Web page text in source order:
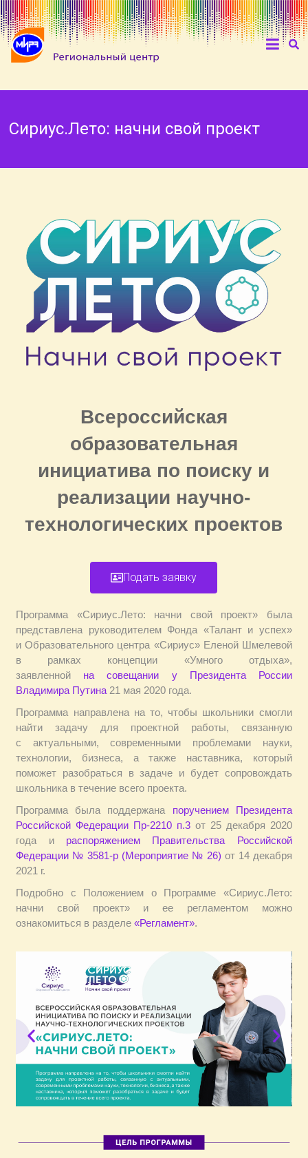
Сириус.Лето: начни свой проект
Всероссийская
образовательная
инициатива по поиску и
реализации научно-
технологических проектов
Подать заявку
Программа «Сириус.Лето: начни свой проект» была
представлена руководителем Фонда «Талант и успех»
и Образовательного центра «Сириус» Еленой Шмелевой
в рамках концепции «Умного отдыха»,
заявленной на совещании у Президента России
Владимира Путина 21 мая 2020 года.
Программа направлена на то, чтобы школьники смогли
найти задачу для проектной работы, связанную
с актуальными, современными проблемами науки,
технологии, бизнеса, а также наставника, который
поможет разобраться в задаче и будет сопровождать
школьника в течение всего проекта.
Программа была поддержана поручением Президента
Российской Федерации Пр-2210 п.3 от 25 декабря 2020
года и распоряжением Правительства Российской
Федерации № 3581-р (Мероприятие № 26) от 14 декабря
2021 г.
Подробно с Положением о Программе «Сириус.Лето:
начни свой проект» и ее регламентом можно
ознакомиться в разделе«Регламент».